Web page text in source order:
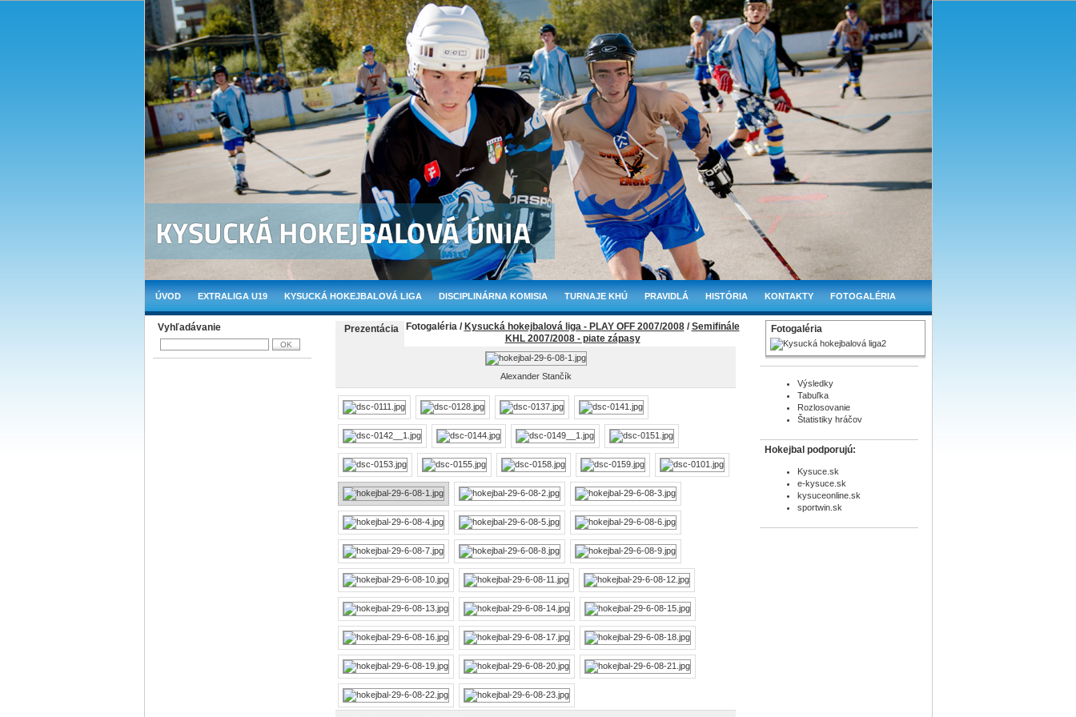
ÚVOD EXTRALIGA U19 KYSUCKÁ HOKEJBALOVÁ LIGA DISCIPLINÁRNA KOMISIA TURNAJE KHÚ PRAVIDLÁ HISTÓRIA KONTAKTY FOTOGALÉRIA
Vyhľadávanie Prezentácia Fotogaléria / Kysucká hokejbalová liga - PLAY OFF 2007/2008/Semifinále
KHL 2007/2008 - piate zápasy
Alexander Stančík
Fotogaléria
Výsledky
Tabuľka
Rozlosovanie
Štatistiky hráčov
Hokejbal podporujú:
Kysuce.sk
e-kysuce.sk
kysuceonline.sk
sportwin.sk